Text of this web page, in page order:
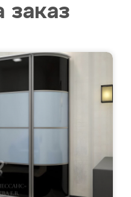
заказ